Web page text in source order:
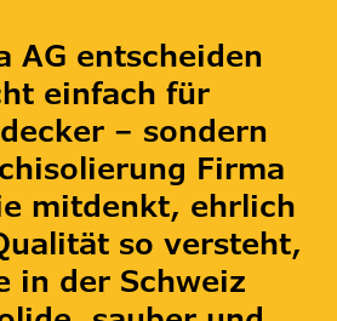
AG entscheiden
einfach für
– sondern
Firma
mitdenkt, ehrlich
so versteht,
in der Schweiz